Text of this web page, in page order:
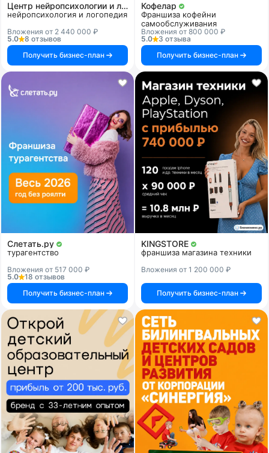
Центр нейропсихологии и логопедии «Здоровый ребенок»
нейропсихология и логопедия
Вложения от 2 440 000 ₽
5.0
8 отзывов
Получить бизнес-план
Кофелар
Франшиза кофейни
самообслуживания
Вложения от 800 000 ₽
5.0
3 отзыва
Получить бизнес-план
Слетать.ру
турагентство
Вложения от 517 000 ₽
5.0
18 отзывов
Получить бизнес-план
KINGSTORE
франшиза магазина техники
Вложения от 1 200 000 ₽
Получить бизнес-план